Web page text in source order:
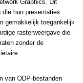
Graphics. Dit
hun presentaties
gemakkelijk toegankelijk
rasterweergave die
zonder de
van ODP-bestanden